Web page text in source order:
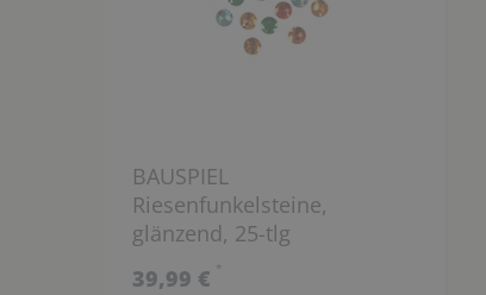
BAUSPIEL
Riesenfunkelsteine,
glänzend, 25-tlg
39,99 € *